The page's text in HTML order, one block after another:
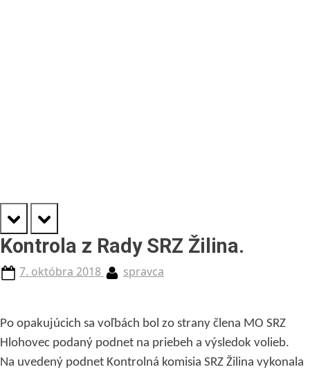
prev next
Kontrola z Rady SRZ Žilina.
Posted
7. októbra 2018 By
spravca
Po opakujúcich sa voľbách bol zo strany člena MO SRZ
Hlohovec podaný podnet na priebeh a výsledok volieb.
Na uvedený podnet Kontrolná komisia SRZ Žilina vykonala